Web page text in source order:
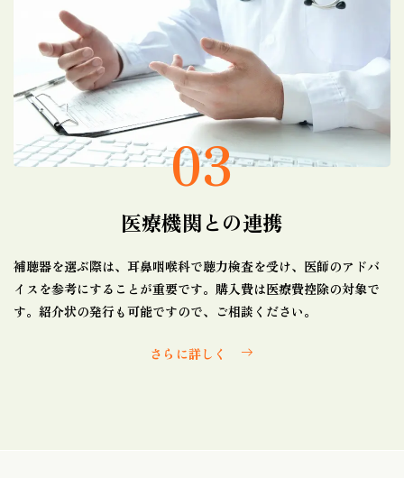
03
医療機関との連携
補聴器を選ぶ際は、耳鼻咽喉科で聴力検査を受け、医師のアドバ
イスを参考にすることが重要です。購入費は医療費控除の対象で
す。紹介状の発行も可能ですので、ご相談ください。
さらに詳しく